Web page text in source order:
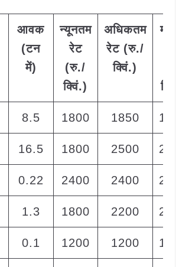
आवक
(टन
में)
न्यूनतम
रेट
(रु./
क्विं.)
अधिकतम
रेट (रु./
क्विं.)
8.5 1800 1850
16.5 1800 2500
0.22 2400 2400
1.3 1800 2200
0.1 1200 1200